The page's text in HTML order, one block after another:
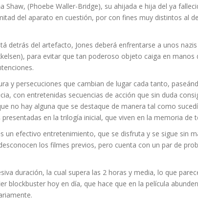
Shaw, (Phoebe Waller-Bridge), su ahijada e hija del ya
del aparato en cuestión, por con fines muy distintos al
detrás del artefacto, Jones deberá enfrentarse a unos
para evitar que tan poderoso objeto caiga en manos
y persecuciones que cambian de lugar cada tanto,
con entretenidas secuencias de acción que sin duda
no hay alguna que se destaque de manera tal como
en la trilogía inicial, que viven en la memoria de
un efectivo entretenimiento, que se disfruta y se sigue sin
los filmes previos, pero cuenta con un par de
duración, la cual supera las 2 horas y media, lo que
blockbuster hoy en día, que hace que en la película